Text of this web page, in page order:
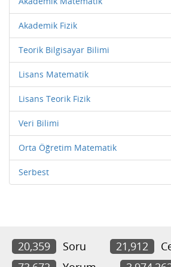
Akademik Fizik
Teorik Bilgisayar Bilimi
Lisans Matematik
Lisans Teorik Fizik
Veri Bilimi
Orta Öğretim Matematik
Serbest
20,359 Soru 21,912